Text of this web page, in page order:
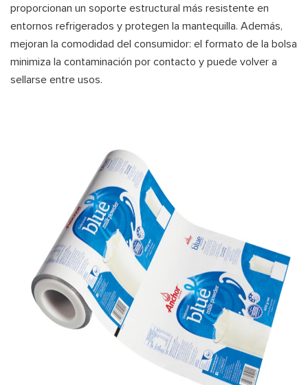
proporcionan un soporte estructural más resistente en
entornos refrigerados y protegen la mantequilla. Además,
mejoran la comodidad del consumidor: el formato de la bolsa
minimiza la contaminación por contacto y puede volver a
sellarse entre usos.